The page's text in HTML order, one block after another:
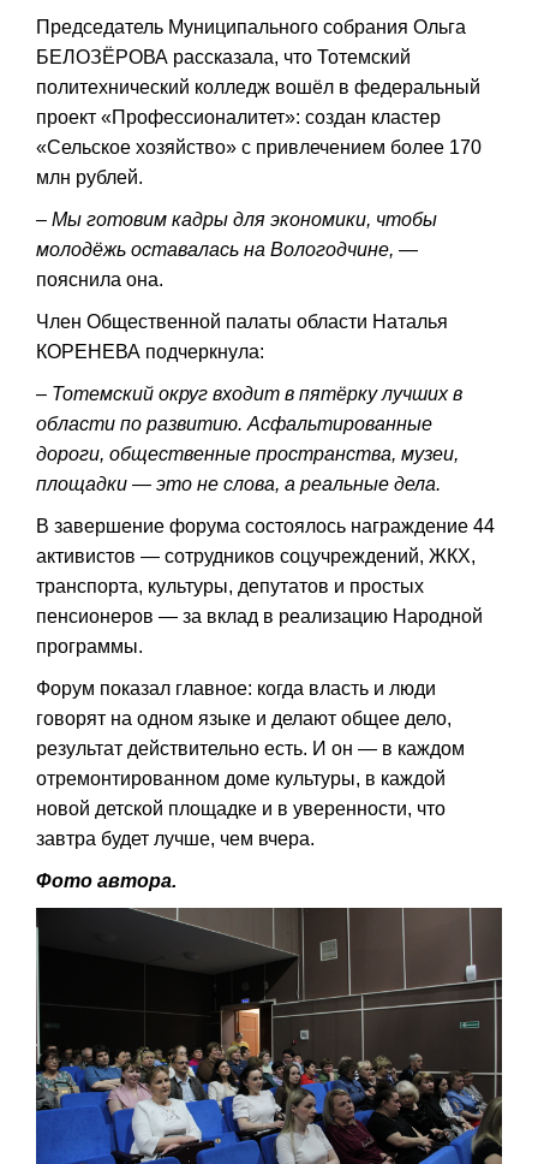
Председатель Муниципального собрания Ольга
БЕЛОЗЁРОВА рассказала, что Тотемский
политехнический колледж вошёл в федеральный
проект «Профессионалитет»: создан кластер
«Сельское хозяйство» с привлечением более 170
млн рублей.
– Мы готовим кадры для экономики, чтобы
молодёжь оставалась на Вологодчине, —
пояснила она.
Член Общественной палаты области Наталья
КОРЕНЕВА подчеркнула:
– Тотемский округ входит в пятёрку лучших в
области по развитию. Асфальтированные
дороги, общественные пространства, музеи,
площадки — это не слова, а реальные дела.
В завершение форума состоялось награждение 44
активистов — сотрудников соцучреждений, ЖКХ,
транспорта, культуры, депутатов и простых
пенсионеров — за вклад в реализацию Народной
программы.
Форум показал главное: когда власть и люди
говорят на одном языке и делают общее дело,
результат действительно есть. И он — в каждом
отремонтированном доме культуры, в каждой
новой детской площадке и в уверенности, что
завтра будет лучше, чем вчера.
Фото автора.